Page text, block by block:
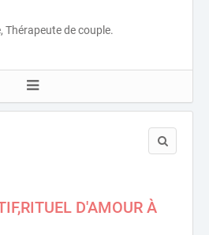
Thérapeute de couple.
D'AMOUR À